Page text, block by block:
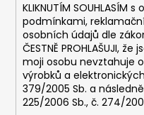
u
m
KLIKNUTÍM SOUHLASÍM s
podmínkami,
osobních údajů dle
ČESTNĚ PROHLAŠUJI,
moji osobu nevztahuje
výrobků a
379/2005 Sb. a
225/2006 Sb., č. 274/